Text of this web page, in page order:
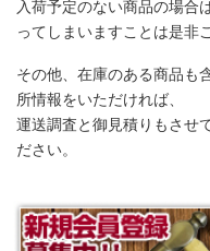
入荷予定のない商品の場合
ってしまいますことは是非
その他、在庫のある商品も
所情報をいただければ、
運送調査と御見積りもさせ
ださい。